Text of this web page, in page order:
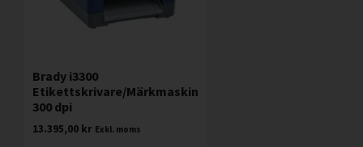
Brady i3300
Etikettskrivare/Märkmaskin
300 dpi
13.395,00 kr Exkl. moms